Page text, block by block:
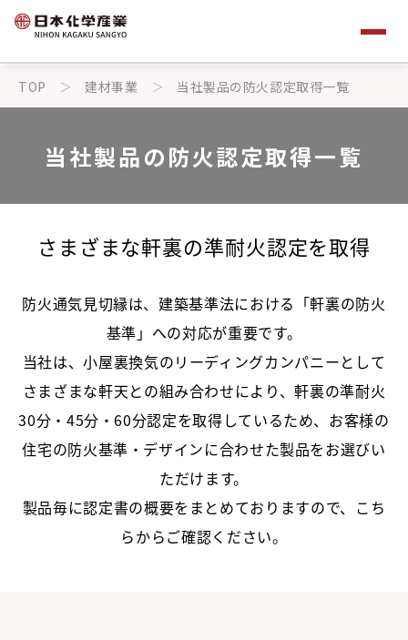
TOP 建材事業 当社製品の防火認定取得一覧
当社製品の防火認定取得一覧
さまざまな軒裏の準耐火認定を取得
防火通気見切縁は、建築基準法における「軒裏の防火
基準」への対応が重要です。
当社は、小屋裏換気のリーディングカンパニーとして
さまざまな軒天との組み合わせにより、軒裏の準耐火
30分・45分・60分認定を取得しているため、お客様の
住宅の防火基準・デザインに合わせた製品をお選びい
ただけます。
製品毎に認定書の概要をまとめておりますので、こち
らからご確認ください。